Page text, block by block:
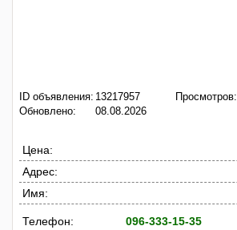
ID объявления: 13217957
Обновлено:
08.08.2026
Просмотров:
Цена:
Адрес:
Имя:
Телефон: 096-333-15-35